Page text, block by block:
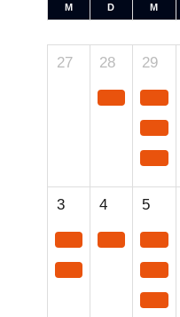
M D M
27 28 29
3 4 5